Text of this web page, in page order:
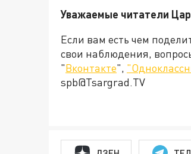
Уважаемые читатели
Если вам есть чем
свои наблюдения,
"Вконтакте",
spb@Tsargrad.TV